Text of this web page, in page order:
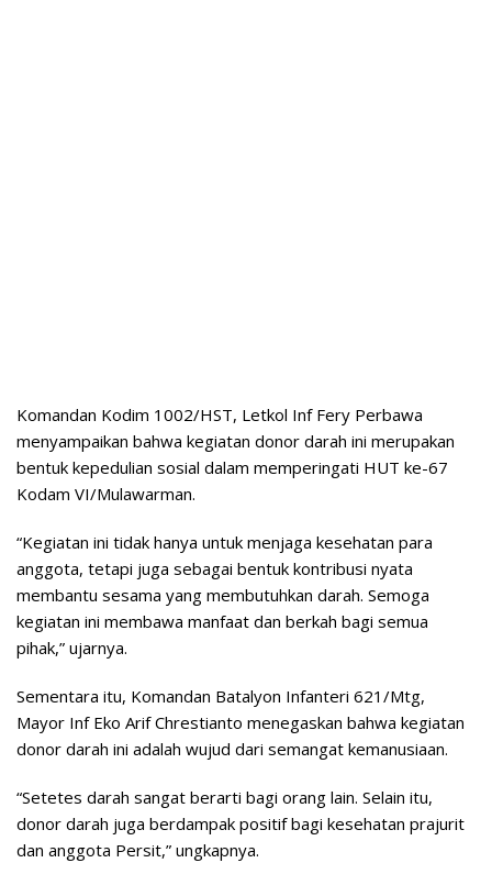
Komandan Kodim 1002/HST, Letkol Inf Fery Perbawa
menyampaikan bahwa kegiatan donor darah ini merupakan
bentuk kepedulian sosial dalam memperingati HUT ke-67
Kodam VI/Mulawarman.
“Kegiatan ini tidak hanya untuk menjaga kesehatan para
anggota, tetapi juga sebagai bentuk kontribusi nyata
membantu sesama yang membutuhkan darah. Semoga
kegiatan ini membawa manfaat dan berkah bagi semua
pihak,” ujarnya.
Sementara itu, Komandan Batalyon Infanteri 621/Mtg,
Mayor Inf Eko Arif Chrestianto menegaskan bahwa kegiatan
donor darah ini adalah wujud dari semangat kemanusiaan.
“Setetes darah sangat berarti bagi orang lain. Selain itu,
donor darah juga berdampak positif bagi kesehatan prajurit
dan anggota Persit,” ungkapnya.